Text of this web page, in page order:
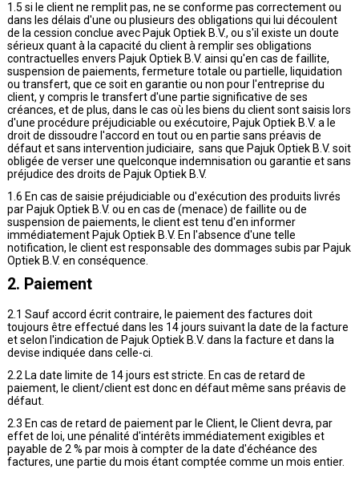
1.5 si le client ne remplit pas, ne se conforme pas correctement ou
dans les délais d'une ou plusieurs des obligations qui lui découlent
de la cession conclue avec Pajuk Optiek B.V., ou s'il existe un doute
sérieux quant à la capacité du client à remplir ses obligations
contractuelles envers Pajuk Optiek B.V. ainsi qu'en cas de faillite,
suspension de paiements, fermeture totale ou partielle, liquidation
ou transfert, que ce soit en garantie ou non pour l'entreprise du
client, y compris le transfert d'une partie significative de ses
créances, et de plus, dans le cas où les biens du client sont saisis lors
d'une procédure préjudiciable ou exécutoire, Pajuk Optiek B.V. a le
droit de dissoudre l'accord en tout ou en partie sans préavis de
défaut et sans intervention judiciaire, sans que Pajuk Optiek B.V. soit
obligée de verser une quelconque indemnisation ou garantie et sans
préjudice des droits de Pajuk Optiek B.V.
1.6 En cas de saisie préjudiciable ou d'exécution des produits livrés
par Pajuk Optiek B.V. ou en cas de (menace) de faillite ou de
suspension de paiements, le client est tenu d'en informer
immédiatement Pajuk Optiek B.V. En l'absence d'une telle
notification, le client est responsable des dommages subis par Pajuk
Optiek B.V. en conséquence.
2. Paiement
2.1 Sauf accord écrit contraire, le paiement des factures doit
toujours être effectué dans les 14 jours suivant la date de la facture
et selon l'indication de Pajuk Optiek B.V. dans la facture et dans la
devise indiquée dans celle-ci.
2.2 La date limite de 14 jours est stricte. En cas de retard de
paiement, le client/client est donc en défaut même sans préavis de
défaut.
2.3 En cas de retard de paiement par le Client, le Client devra, par
effet de loi, une pénalité d'intérêts immédiatement exigibles et
payable de 2 % par mois à compter de la date d'échéance des
factures, une partie du mois étant comptée comme un mois entier.